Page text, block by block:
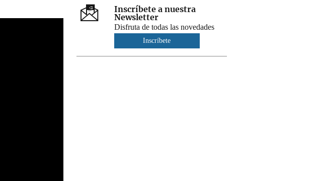
Inscríbete a nuestra
Newsletter
Disfruta de todas las novedades
Inscríbete